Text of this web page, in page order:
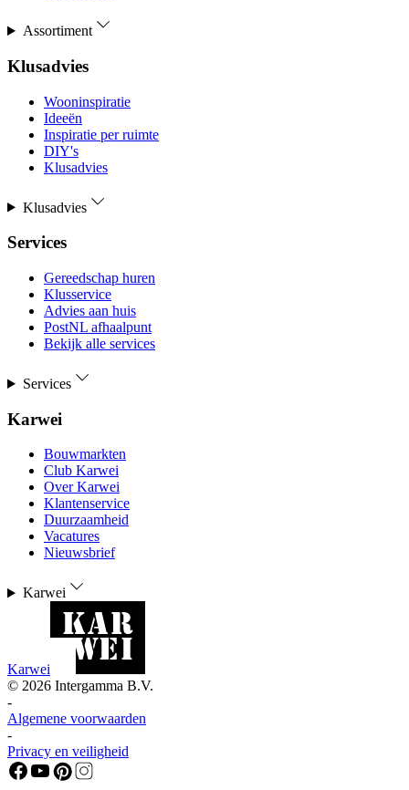
Assortiment
Klusadvies
Wooninspiratie
Ideeën
Inspiratie per ruimte
DIY's
Klusadvies
Klusadvies
Services
Gereedschap huren
Klusservice
Advies aan huis
PostNL afhaalpunt
Bekijk alle services
Services
Karwei
Bouwmarkten
Club Karwei
Over Karwei
Klantenservice
Duurzaamheid
Vacatures
Nieuwsbrief
Karwei
Karwei
© 2026 Intergamma B.V.
-
Algemene voorwaarden
-
Privacy en veiligheid